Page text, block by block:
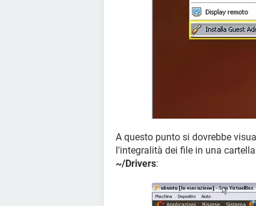
A questo punto si dovrebbe
l'integralità dei file in una
~/Drivers: